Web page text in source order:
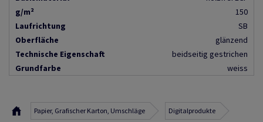
g/m²
150
Laufrichtung
SB
Oberfläche
glänzend
Technische Eigenschaft
beidseitig gestrichen
Grundfarbe
weiss
Papier, Grafischer Karton, Umschläge Digitalprodukte